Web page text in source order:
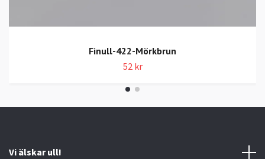
Finull-422-Mörkbrun
52 kr
Vi älskar ull!